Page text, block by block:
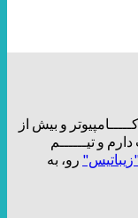
و بیش از
و تیــــــم
رو، به